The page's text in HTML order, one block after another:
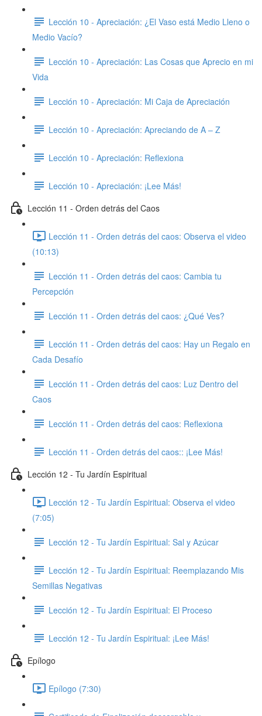
Lección 10 - Apreciación: ​¿El Vaso está Medio Lleno o
Medio Vacío?
Lección 10 - Apreciación: Las Cosas que Aprecio en mi
Vida
Lección 10 - Apreciación: Mi Caja de Apreciación
Lección 10 - Apreciación: ​Apreciando de A – Z
Lección 10 - Apreciación: Reflexiona
Lección 10 - Apreciación: ¡Lee Más!
Lección 11 - Orden detrás del Caos
Lección 11 - Orden detrás del caos: Observa el video
(10:13)
Lección 11 - Orden detrás del caos: ​Cambia tu
Percepción
Lección 11 - Orden detrás del caos: ​¿Qué Ves?
Lección 11 - Orden detrás del caos: Hay un Regalo en
Cada Desafío
Lección 11 - Orden detrás del caos: ​Luz Dentro del
Caos
Lección 11 - Orden detrás del caos: Reflexiona
Lección 11 - Orden detrás del caos:: ¡Lee Más!
Lección 12 - Tu Jardín Espiritual
Lección 12 - Tu Jardín Espiritual: Observa el video
(7:05)
Lección 12 - Tu Jardín Espiritual: Sal y Azúcar
Lección 12 - Tu Jardín Espiritual: Reemplazando Mis
Semillas Negativas
Lección 12 - Tu Jardín Espiritual: El Proceso
Lección 12 - Tu Jardín Espiritual: ¡Lee Más!
Epílogo
Epílogo (7:30)